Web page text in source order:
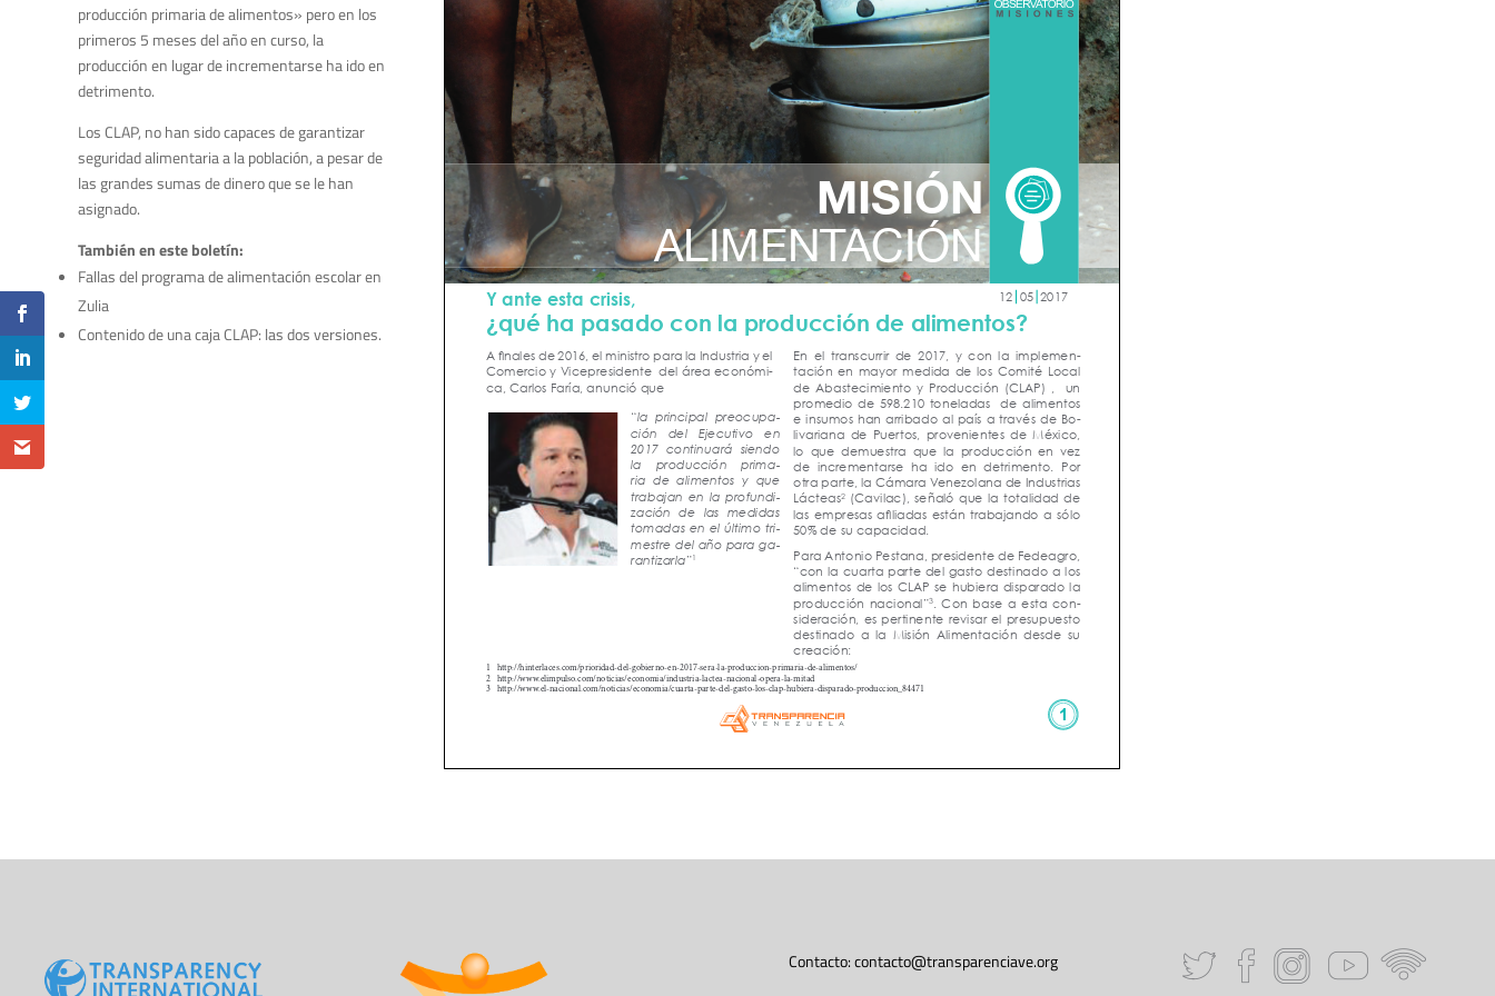
producción primaria de alimentos» pero en los
primeros 5 meses del año en curso, la
producción en lugar de incrementarse ha ido en
detrimento.
Los CLAP, no han sido capaces de garantizar
seguridad alimentaria a la población, a pesar de
las grandes sumas de dinero que se le han
asignado.
También en este boletín:
Fallas del programa de alimentación escolar en
Zulia
Contenido de una caja CLAP: las dos versiones.
Contacto:contacto@transparenciave.org